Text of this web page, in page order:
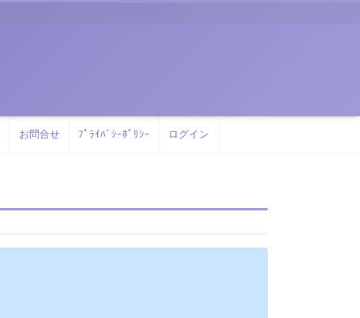
お問合せ ﾌﾟﾗｲﾊﾞｼｰﾎﾟﾘｼｰ ログイン